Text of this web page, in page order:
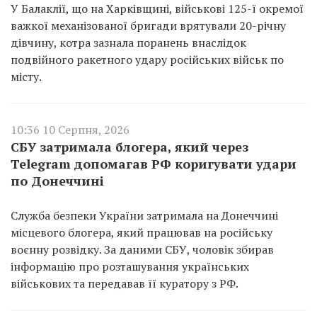
У Балаклії, що на Харківщині, військові 125-ї окремої
важкої механізованої бригади врятували 20-річну
дівчину, котра зазнала поранень внаслідок
подвійного ракетного удару російських військ по
місту.
10:36 10 Серпня, 2026
СБУ затримала блогера, який через
Telegram допомагав РФ коригувати удари
по Донеччині
Служба безпеки України затримала на Донеччині
місцевого блогера, який працював на російську
воєнну розвідку. За даними СБУ, чоловік збирав
інформацію про розташування українських
військових та передавав її куратору з РФ.